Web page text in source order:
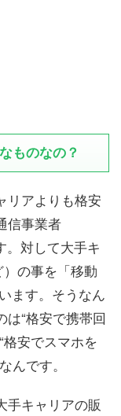
ものなの？
リアよりも格安
信事業者
。対して大手キ
の事を「移動
ます。そうなん
“格安で携帯回
安でスマホを
んです。
手キャリアの販